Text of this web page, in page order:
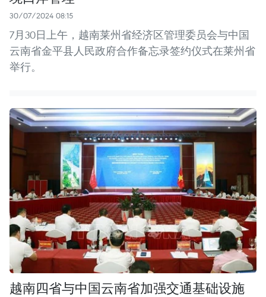
30/07/2024 08:15
7月30日上午，越南莱州省经济区管理委员会与中国
云南省金平县人民政府合作备忘录签约仪式在莱州省
举行。
越南四省与中国云南省加强交通基础设施